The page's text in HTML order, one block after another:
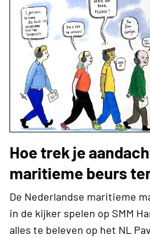
Hoe trek je
maritieme beurs
De Nederlandse maritieme
in de kijker spelen op SMM
alles te beleven op het NL